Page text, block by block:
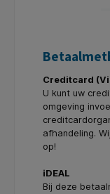
Creditcard
U kunt uw
omgeving
afhandeling.
op!
iDEAL
Bij deze